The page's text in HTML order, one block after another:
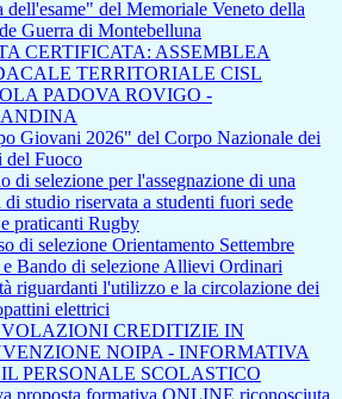
dell'esame" del Memoriale Veneto della
Guerra di Montebelluna
CERTIFICATA: ASSEMBLEA
TERRITORIALE CISL
PADOVA ROVIGO -
Giovani 2026" del Corpo Nazionale dei
Fuoco
di selezione per l'assegnazione di una
di studio riservata a studenti fuori sede
praticanti Rugby
di selezione Orientamento Settembre
e Bando di selezione Allievi Ordinari
riguardanti l'utilizzo e la circolazione dei
elettrici
CREDITIZIE IN
NOIPA - INFORMATIVA
PERSONALE SCOLASTICO